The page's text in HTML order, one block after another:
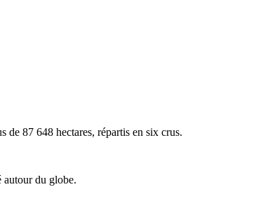
de 87 648 hectares, répartis en six crus.
autour du globe.